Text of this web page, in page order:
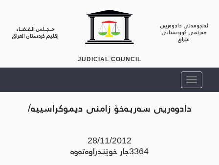
ئەنجومەنی دادوەریی
هەرێمی کوردستانی
عێراق
JUDICIAL COUNCIL
مــجــلس الـقـضــاء
إقليم كردستان العراق
دادوەریی سەربەخۆ زامنی دیموکراسییە/
28/11/2012
3364جار خوێندراوه‌ته‌وه‌